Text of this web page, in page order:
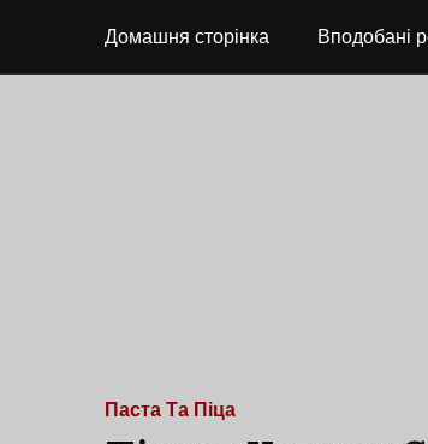
Домашня сторінка Вподобані
Паста Та Піца